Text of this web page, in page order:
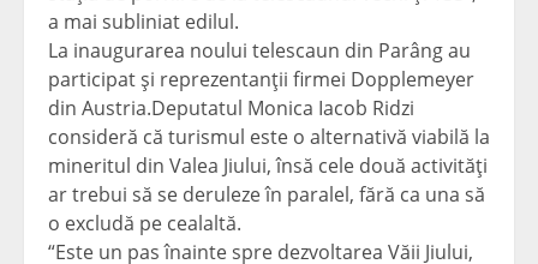
a mai subliniat edilul.
La inaugurarea noului telescaun din Parâng au
participat şi reprezentanţii firmei Dopplemeyer
din Austria.Deputatul Monica Iacob Ridzi
consideră că turismul este o alternativă viabilă la
mineritul din Valea Jiului, însă cele două activităţi
ar trebui să se deruleze în paralel, fără ca una să
o excludă pe cealaltă.
“Este un pas înainte spre dezvoltarea Văii Jiului,